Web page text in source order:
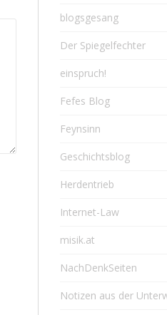
blogsgesang
Der Spiegelfechter
einspruch!
Fefes Blog
Feynsinn
Geschichtsblog
Herdentrieb
Internet-Law
misik.at
NachDenkSeiten
Notizen aus der